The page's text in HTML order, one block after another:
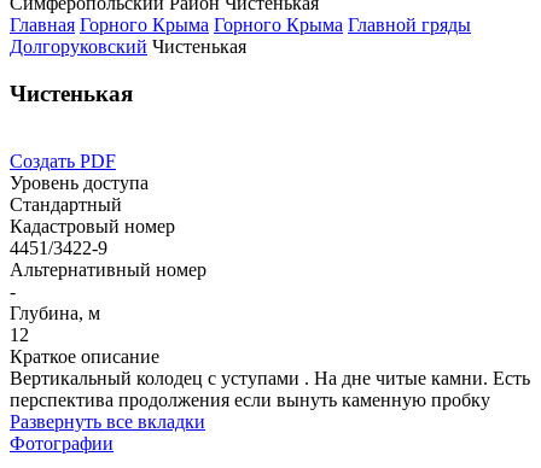
Главная Горного Крыма Горного Крыма Главной гряды
Долгоруковский Чистенькая
Чистенькая
Создать PDF
Уровень доступа
Стандартный
Кадастровый номер
4451/3422-9
Альтернативный номер
-
Глубина, м
12
Краткое описание
Вертикальный колодец с уступами . На дне читые камни. Есть
перспектива продолжения если вынуть каменную пробку
Развернуть все вкладки
Фотографии